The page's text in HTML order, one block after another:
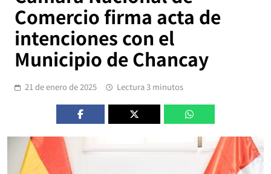
Comercio firma acta de
intenciones con el
Municipio de Chancay
21 de enero de 2025 Lectura 3 minutos